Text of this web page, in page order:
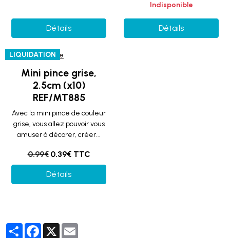
Détails
Indisponible
Détails
LIQUIDATION
Mini pince grise,
2.5cm (x10)
REF/MT885
Avec la mini pince de couleur
grise, vous allez pouvoir vous
amuser à décorer, créer...
0.99€ 0.39€ TTC
Détails
PartagerFacebook
X